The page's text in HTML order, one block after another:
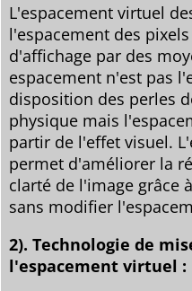
L'espacement virtuel
l'espacement des
d'affichage par des
espacement n'est pas
disposition des perles
physique mais
partir de l'effet visuel.
permet d'améliorer la
clarté de l'image grâce
sans modifier
2). Technologie de
l'espacement virtuel :